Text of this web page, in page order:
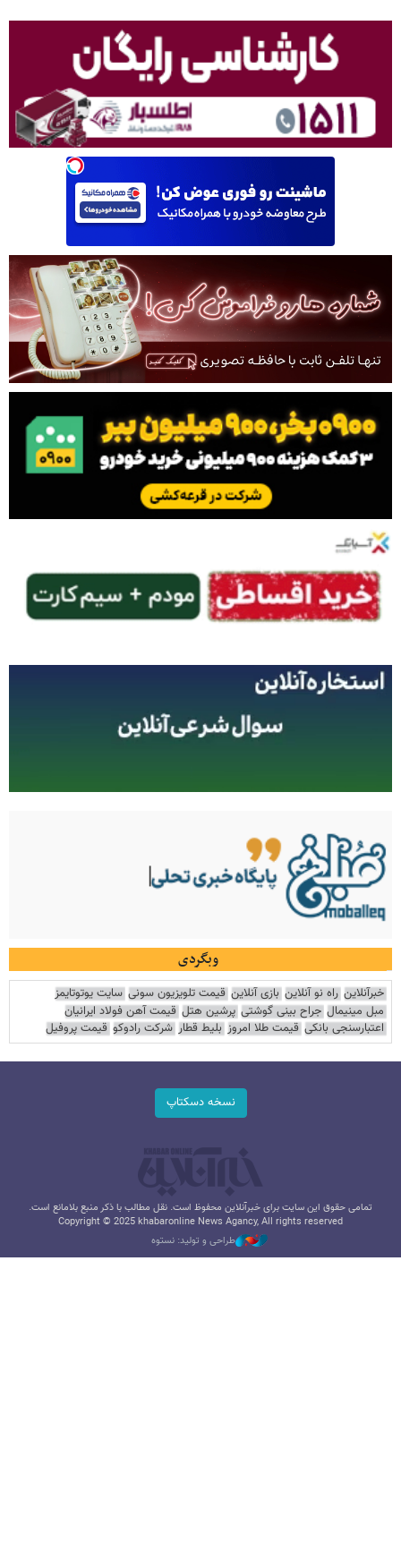
وبگردی
خبرآنلاین راه نو آنلاین بازی آنلاین قیمت تلویزیون سونی سایت یوتوتایمز
مبل مینیمال جراح بینی گوشتی پرشین هتل قیمت آهن فولاد ایرانیان
اعتبارسنجی بانکی قیمت طلا امروز بلیط قطار شرکت رادوکو قیمت پروفیل
نسخه دسکتاپ
تمامی حقوق این سایت برای خبرآنلاین محفوظ است. نقل مطالب با ذکر منبع بلامانع است.
Copyright © 2025 khabaronline News Agancy, All rights reserved
طراحی و تولید: نستوه